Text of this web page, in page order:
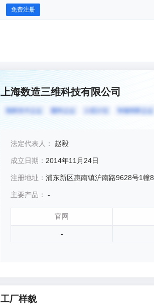
免费注册
上海数造三维科技有限公司
法定代表人： 赵毅
成立日期： 2014年11月24日
注册地址： 浦东新区惠南镇沪南路9628号1幢808室
主要产品： -
官网
-
工厂样貌